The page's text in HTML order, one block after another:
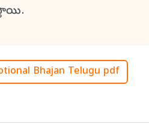
Bhajan Telugu pdf